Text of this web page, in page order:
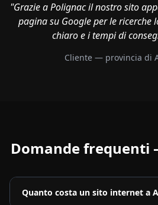
"Grazie a Polignac il nostro sito
pagina su Google per le ricerche
chiaro e i tempi di
Cliente — provincia di
Domande frequenti
Quanto costa un sito internet a